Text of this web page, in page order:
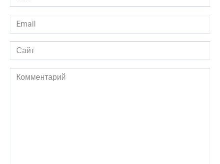
*
Email
*
Сайт
Комментарий